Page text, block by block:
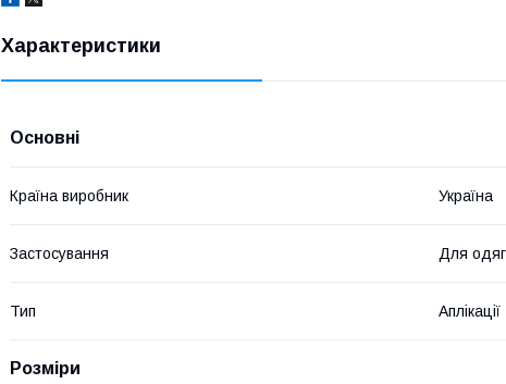
Характеристики
Основні
Країна виробник Україна
Застосування Для
Тип Аплікації
Розміри